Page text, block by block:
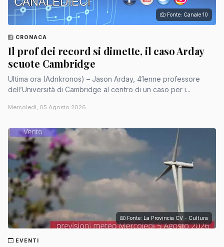
Fonte: Canale 10
CRONACA
Il prof dei record si dimette, il caso Arday
scuote Cambridge
Ultima ora (Adnkronos) – Jason Arday, 41enne professore
dell’Università di Cambridge al centro di un caso per i...
Mercoledì, 05 Agosto 2026
Fonte: La Provincia CV - Cultura
EVENTI